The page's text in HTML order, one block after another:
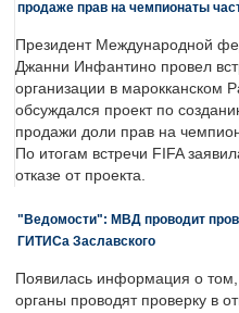
продаже прав на чемпионаты
Президент Международной
Джанни Инфантино провел
организации в марокканском
обсуждался проект по
продажи доли прав на
По итогам встречи FIFA
отказе от проекта.
"Ведомости": МВД проводит
ГИТИСа Заславского
Появилась информация о
органы проводят проверку в